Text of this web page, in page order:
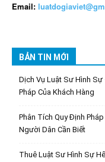
Email:
BẢN TIN MỚI
Dịch Vụ Luật Sư Hình
Pháp Của Khách Hàng
Phân Tích Quy Định
Người Dân Cần Biết
Thuê Luật Sư Hình Sự